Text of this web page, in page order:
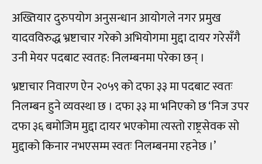
अख्तियार दुरुपयोग अनुसन्धान आयोगले नगर प्रमुख
यादवविरुद्ध भ्रष्टाचार गरेको अभियोगमा मुद्दा दायर गरेसँगै
उनी मेयर पदबाट स्वतह: निलम्बनमा परेका छन् ।
भ्रष्टाचार निवारण ऐन २०५९ को दफा ३३ मा पदबाट स्वतः
निलम्बन हुने व्यवस्था छ । दफा ३३ मा भनिएको छ ‘निज उपर
दफा ३६ बमोजिम मुद्दा दायर भएकोमा त्यस्तो राष्ट्रसेवक सो
मुद्दाको किनार नभएसम्म स्वतः निलम्बनमा रहनेछ ।’